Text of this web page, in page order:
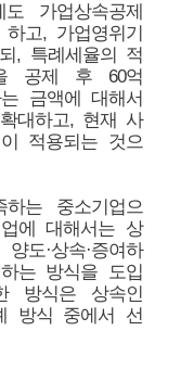
가업상속공제
고, 가업영위기
, 특례세율의 적
공제 후 60억
금액에 대해서
대하고, 현재 사
적용되는 것으
는 중소기업으
에 대해서는 상
도·상속·증여하
는 방식을 도입
방식은 상속인
방식 중에서 선